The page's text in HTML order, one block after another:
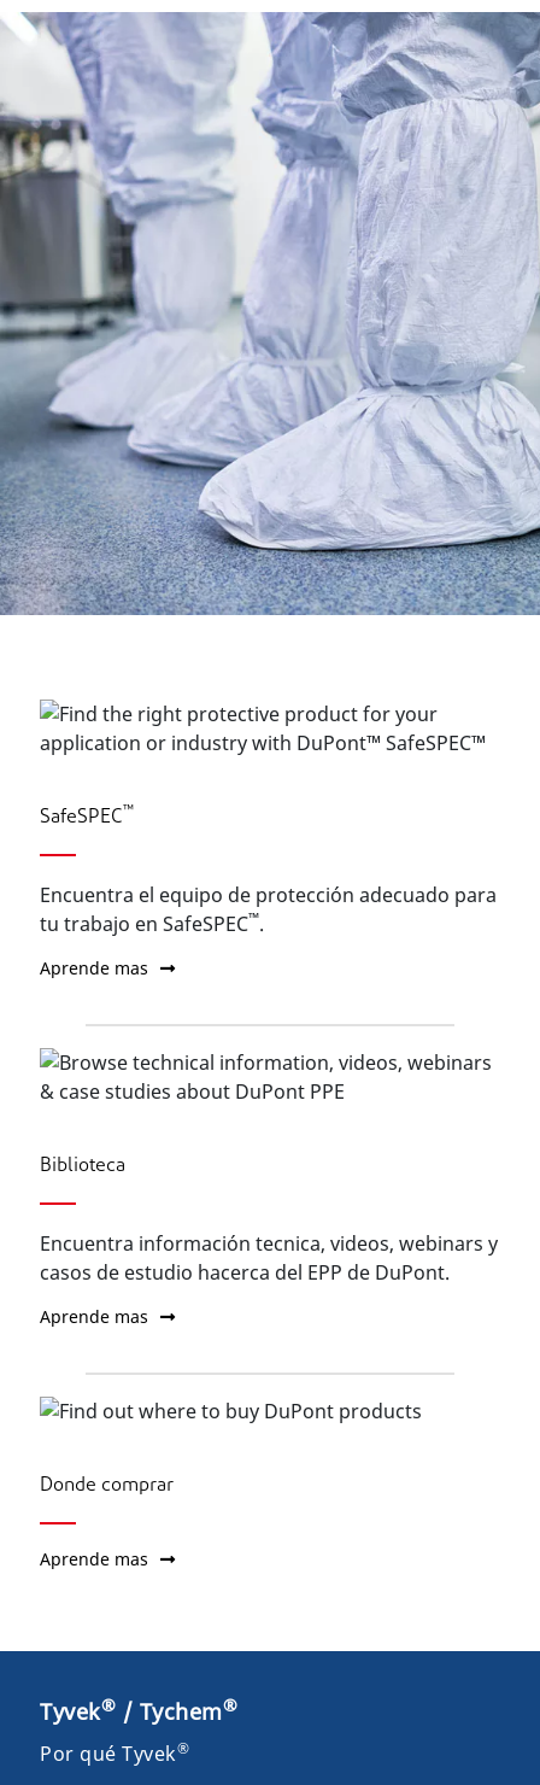
SafeSPEC™
Encuentra el equipo de protección adecuado para
tu trabajo en SafeSPEC™.
Aprende mas
Biblioteca
Encuentra información tecnica, videos, webinars y
casos de estudio hacerca del EPP de DuPont.
Aprende mas
Donde comprar
Aprende mas
Tyvek® / Tychem®
Por qué Tyvek®